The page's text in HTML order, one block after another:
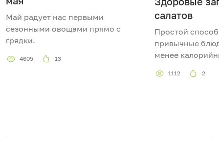
Май радует нас первыми
сезонными овощами прямо с
грядки.
4605 13
салатов
Простой
привычные
менее
1112 2